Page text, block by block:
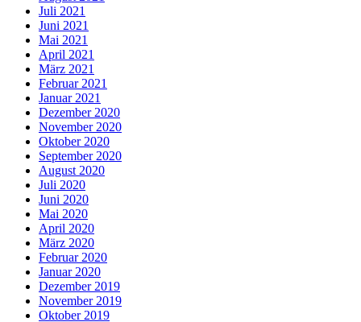
Juli 2021
Juni 2021
Mai 2021
April 2021
März 2021
Februar 2021
Januar 2021
Dezember 2020
November 2020
Oktober 2020
September 2020
August 2020
Juli 2020
Juni 2020
Mai 2020
April 2020
März 2020
Februar 2020
Januar 2020
Dezember 2019
November 2019
Oktober 2019